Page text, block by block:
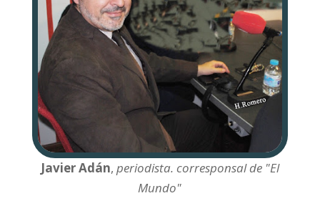
Javier Adán, periodista. corresponsal de "El
Mundo"